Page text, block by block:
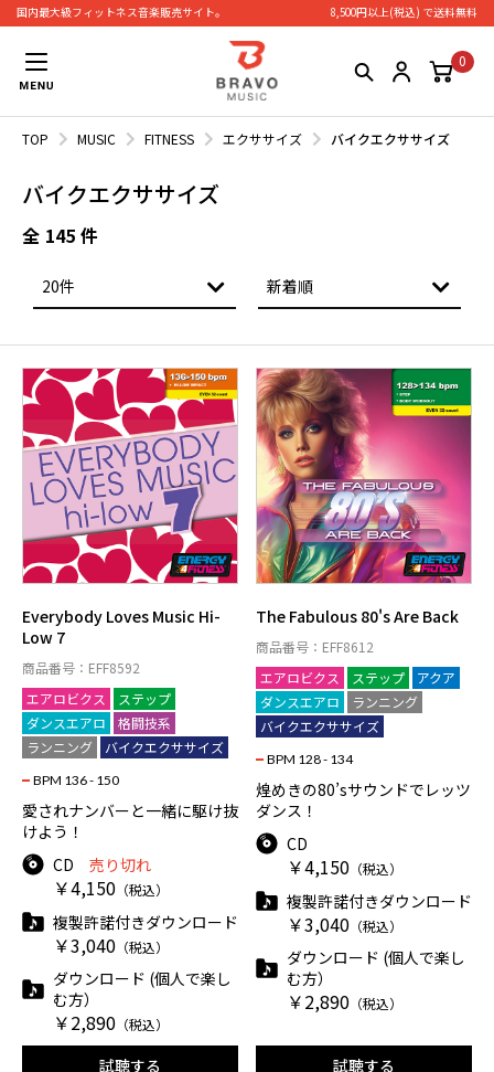
国内最大級フィットネス⾳楽販売サイト。 8,500円以上(税込) で送料無料
0
TOP MUSIC FITNESS エクササイズ バイクエクササイズ
バイクエクササイズ
全 145 件
Everybody Loves Music Hi-
Low 7
商品番号：EFF8592
エアロビクス
ステップ
ダンスエアロ
格闘技系
ランニング
バイクエクササイズ
BPM 136 - 150
愛されナンバーと一緒に駆け抜
けよう！
CD
売り切れ
￥4,150 （税込）
複製許諾付きダウンロード
￥3,040 （税込）
ダウンロード (個人で楽し
む方）
￥2,890 （税込）
試聴する
The Fabulous 80's Are Back
商品番号：EFF8612
エアロビクス
ステップ
アクア
ダンスエアロ
ランニング
バイクエクササイズ
BPM 128 - 134
煌めきの80’sサウンドでレッツ
ダンス！
CD
￥4,150 （税込）
複製許諾付きダウンロード
￥3,040 （税込）
ダウンロード (個人で楽し
む方）
￥2,890 （税込）
試聴する